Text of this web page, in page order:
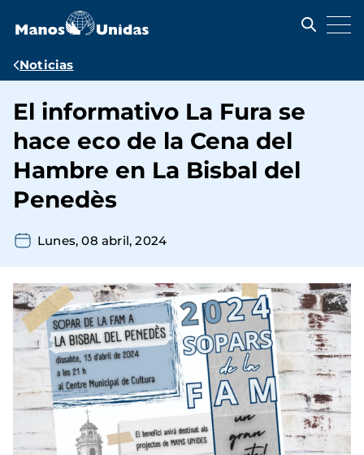
contenido
Ruta
navegación
Noticias
El informativo La Fura se
hace eco de la Cena del
Hambre en La Bisbal del
Penedès
Lunes, 08 abril, 2024